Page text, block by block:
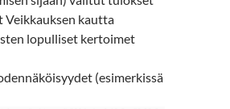
Veikkauksen kautta
lopulliset kertoimet
(esimerkissä